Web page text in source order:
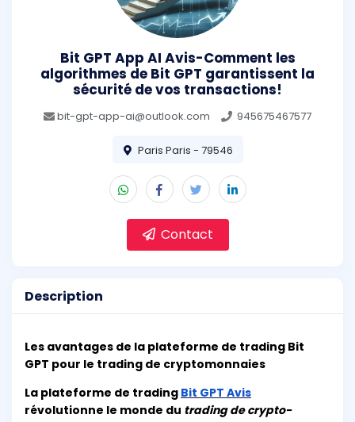
Bit GPT App AI Avis-Comment les
algorithmes de Bit GPT garantissent la
sécurité de vos transactions!
bit-gpt-app-ai@outlook.com 945675467577
Paris Paris - 79546
Contact
Description
Les avantages de la plateforme de trading Bit
GPT pour le trading de cryptomonnaies
La plateforme de trading Bit GPT Avis
révolutionne le monde du trading de crypto-